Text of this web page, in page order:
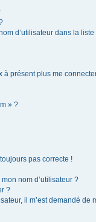
d’utilisateur dans la liste
à présent plus me
» ?
pas correcte !
nom d’utilisateur ?
?
il m’est demandé de